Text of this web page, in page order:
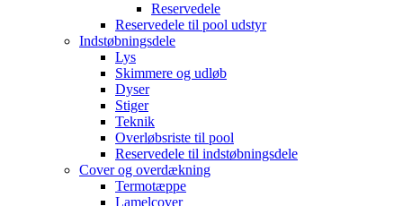
Reservedele
Reservedele til pool udstyr
Indstøbningsdele
Lys
Skimmere og udløb
Dyser
Stiger
Teknik
Overløbsriste til pool
Reservedele til indstøbningsdele
Cover og overdækning
Termotæppe
Lamelcover